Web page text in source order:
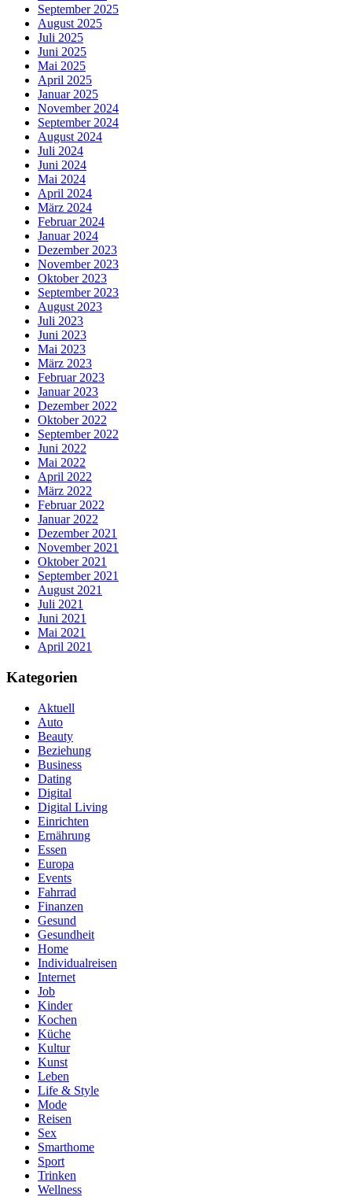
September 2025
August 2025
Juli 2025
Juni 2025
Mai 2025
April 2025
Januar 2025
November 2024
September 2024
August 2024
Juli 2024
Juni 2024
Mai 2024
April 2024
März 2024
Februar 2024
Januar 2024
Dezember 2023
November 2023
Oktober 2023
September 2023
August 2023
Juli 2023
Juni 2023
Mai 2023
März 2023
Februar 2023
Januar 2023
Dezember 2022
Oktober 2022
September 2022
Juni 2022
Mai 2022
April 2022
März 2022
Februar 2022
Januar 2022
Dezember 2021
November 2021
Oktober 2021
September 2021
August 2021
Juli 2021
Juni 2021
Mai 2021
April 2021
Kategorien
Aktuell
Auto
Beauty
Beziehung
Business
Dating
Digital
Digital Living
Einrichten
Ernährung
Essen
Europa
Events
Fahrrad
Finanzen
Gesund
Gesundheit
Home
Individualreisen
Internet
Job
Kinder
Kochen
Küche
Kultur
Kunst
Leben
Life & Style
Mode
Reisen
Sex
Smarthome
Sport
Trinken
Wellness